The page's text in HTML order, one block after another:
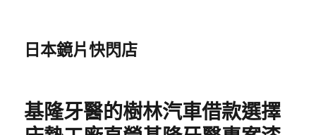
日本鏡片快閃店
基隆牙醫的樹林汽車借款選擇